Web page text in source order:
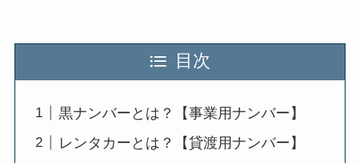
目次
黒ナンバーとは？【事業用ナンバー】
レンタカーとは？【貸渡用ナンバー】